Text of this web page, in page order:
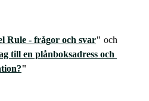
Rule - frågor och svar" och
till en plånboksadress och
"